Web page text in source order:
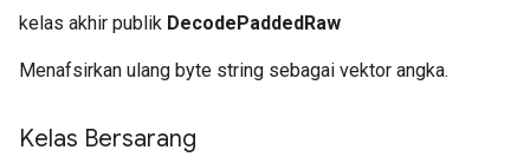
kelas akhir publik DecodePaddedRaw
Menafsirkan ulang byte string sebagai vektor angka.
Kelas Bersarang